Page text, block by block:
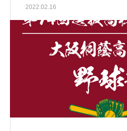
2022.02.16